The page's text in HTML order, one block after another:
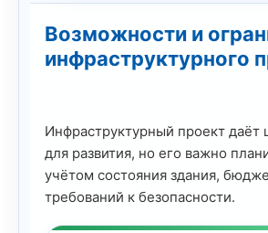
Возможности и
инфраструктурного
Инфраструктурный проект даёт
для развития, но его важно
учётом состояния здания,
требований к безопасности.